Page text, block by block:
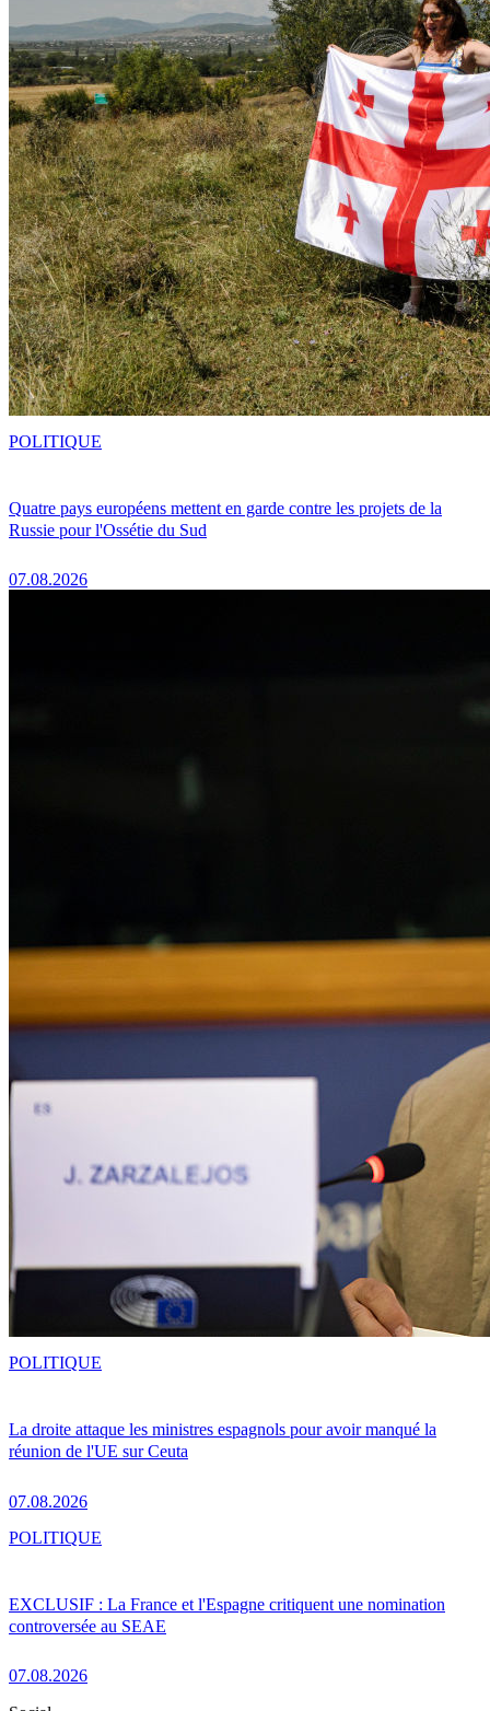
Quatre pays européens mettent en garde contre les projets de la
Russie pour l'Ossétie du Sud
07.08.2026
POLITIQUE
La droite attaque les ministres espagnols pour avoir manqué la
réunion de l'UE sur Ceuta
07.08.2026
POLITIQUE
EXCLUSIF : La France et l'Espagne critiquent une nomination
controversée au SEAE
07.08.2026
POLITIQUE